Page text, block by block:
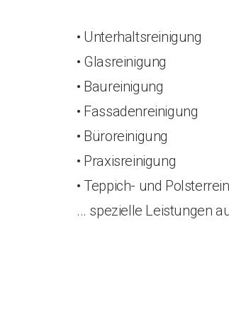
• Unterhaltsreinigung
• Glasreinigung
• Baureinigung
• Fassadenreinigung
• Büroreinigung
• Praxisreinigung
• Teppich- und
... spezielle Leistungen